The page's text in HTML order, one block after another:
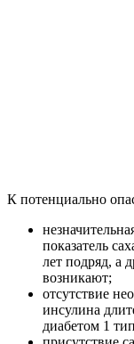
К потенциально
показатель
лет подряд, а
возникают;
отсутствие
инсулина
диабетом 1